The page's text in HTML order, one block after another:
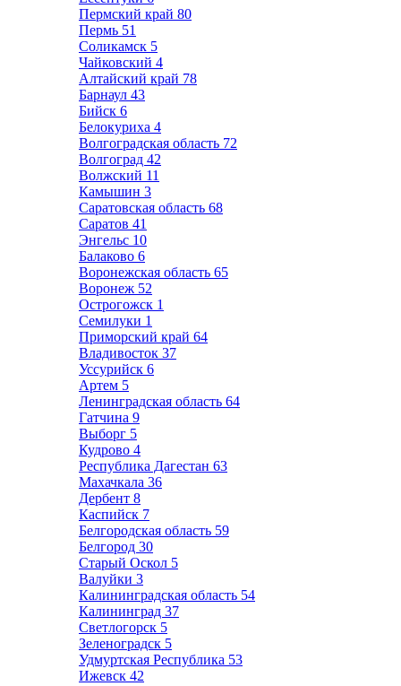
Пермский край 80
Пермь 51
Соликамск 5
Чайковский 4
Алтайский край 78
Барнаул 43
Бийск 6
Белокуриха 4
Волгоградская область 72
Волгоград 42
Волжский 11
Камышин 3
Саратовская область 68
Саратов 41
Энгельс 10
Балаково 6
Воронежская область 65
Воронеж 52
Острогожск 1
Семилуки 1
Приморский край 64
Владивосток 37
Уссурийск 6
Артем 5
Ленинградская область 64
Гатчина 9
Выборг 5
Кудрово 4
Республика Дагестан 63
Махачкала 36
Дербент 8
Каспийск 7
Белгородская область 59
Белгород 30
Старый Оскол 5
Валуйки 3
Калининградская область 54
Калининград 37
Светлогорск 5
Зеленоградск 5
Удмуртская Республика 53
Ижевск 42